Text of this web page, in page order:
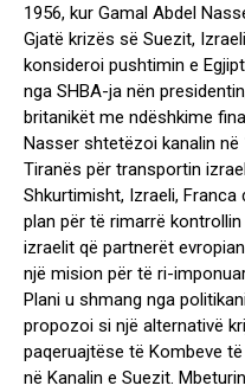
1956, kur Gamal Abdel
Gjatë krizës së Suezit,
konsideroi pushtimin e
nga SHBA-ja nën
britanikët me ndëshkime
Nasser shtetëzoi kanalin
Tiranës për transportin
Shkurtimisht, Izraeli, Franca
plan për të rimarrë
izraelit që partnerët
një mision për të ri-
Plani u shmang nga
propozoi si një alternativë
paqeruajtëse të Kombeve
në Kanalin e Suezit.